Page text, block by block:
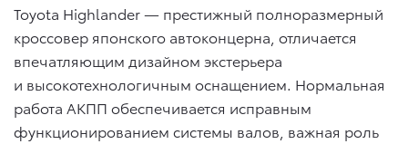
Toyota Highlander — престижный полноразмерный
кроссовер японского автоконцерна, отличается
впечатляющим дизайном экстерьера
и высокотехнологичным оснащением. Нормальная
работа АКПП обеспечивается исправным
функционированием системы валов, важная роль